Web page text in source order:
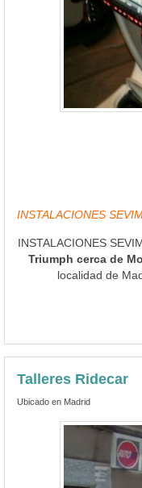
INSTALACIONES
INSTALACIONES
Triumph cerca de
localidad de
Talleres Ridecar
Ubicado en Madrid